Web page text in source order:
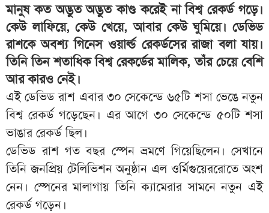
মানুষ কত অদ্ভুত অদ্ভুত কাণ্ড করেই না বিশ্ব রেকর্ড গড়ে।
কেউ লাফিয়ে, কেউ খেয়ে, আবার কেউ ঘুমিয়ে। ডেভিড
রাশকে অবশ্য গিনেস ওয়ার্ল্ড রেকর্ডসের রাজা বলা যায়।
তিনি তিন শতাধিক বিশ্ব রেকর্ডের মালিক, তাঁর চেয়ে বেশি
আর কারও নেই।
এই ডেভিড রাশ এবার ৩০ সেকেন্ডে ৬৫টি শসা ভেঙে নতুন
বিশ্ব রেকর্ড গড়েছেন। এর আগে ৩০ সেকেন্ডে ৫০টি শসা
ভাঙার রেকর্ড ছিল।
ডেভিড রাশ গত বছর স্পেন ভ্রমণে গিয়েছিলেন। সেখানে
তিনি জনপ্রিয় টেলিভিশন অনুষ্ঠান এল ওর্মিগুয়েররোতে অংশ
নেন। স্পেনের মালাগায় তিনি ক্যামেরার সামনে নতুন এই
রেকর্ড গড়েন।